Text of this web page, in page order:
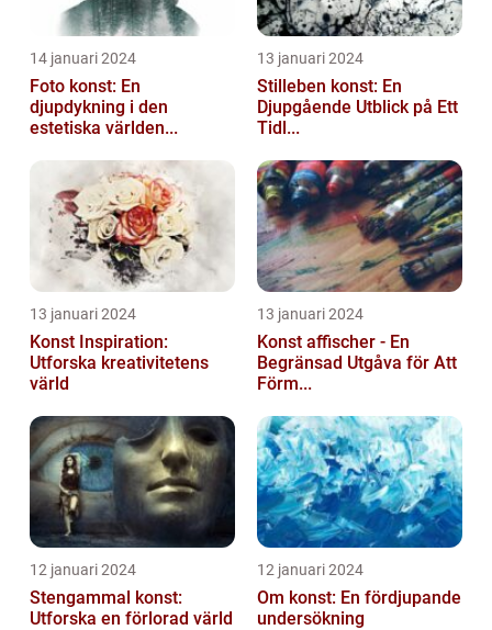
14 januari 2024
Foto konst: En
djupdykning i den
estetiska världen...
13 januari 2024
Stilleben konst: En
Djupgående Utblick på Ett
Tidl...
13 januari 2024
Konst Inspiration:
Utforska kreativitetens
värld
13 januari 2024
Konst affischer - En
Begränsad Utgåva för Att
Förm...
12 januari 2024
Stengammal konst:
Utforska en förlorad värld
12 januari 2024
Om konst: En fördjupande
undersökning